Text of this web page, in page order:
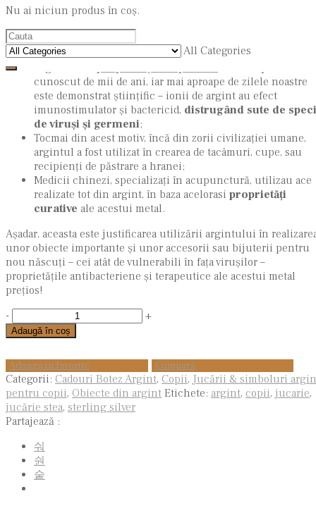
Nu ai niciun produs în coș.
All Categories
un minunat cadou pentru un copilaș căruia îi dorim viață
binecuvântată de fericire și prosperitate!
Știați că?
cunoscut de mii de ani, iar mai aproape de zilele noastre
este demonstrat științific – ionii de argint au efect
imunostimulator și bactericid, distrugând sute de
de viruși și germeni;
Tocmai din acest motiv, încă din zorii civilizației umane,
argintul a fost utilizat în crearea de tacâmuri, cupe, sau
recipienți de păstrare a hranei;
Medicii chinezi, specializați în acupunctură, utilizau ace
realizate tot din argint, în baza acelorasi proprietăți
curative ale acestui metal.
Așadar, aceasta este justificarea utilizării argintului în
unor obiecte importante și unor accesorii sau bijuterii pentru
nou născuți – cei atât de vulnerabili în fața virușilor –
proprietățile antibacteriene și terapeutice ale acestui metal
prețios!
-
+
Adaugă în coș
Adauga in favorite Compară
Categorii: Cadouri Botez Argint, Copii, Jucării & simboluri
pentru copii, Obiecte din argint Etichete: argint, copii, jucarie,
jucărie stea, sterling silver
Partajează :